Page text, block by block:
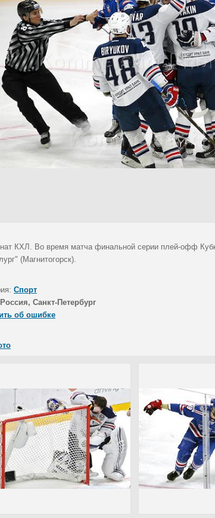
КХЛ. Во время матча финальной серии плей-офф
(Магнитогорск).
Спорт
Россия, Санкт-Петербург
об ошибке